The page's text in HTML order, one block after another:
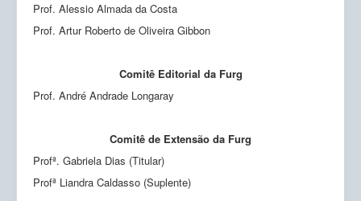
Prof. Alessio Almada da Costa
Prof. Artur Roberto de Oliveira Gibbon
Comitê Editorial da Furg
Prof. André Andrade Longaray
Comitê de Extensão da Furg
Profª. Gabriela Dias (Titular)
Profª Liandra Caldasso (Suplente)